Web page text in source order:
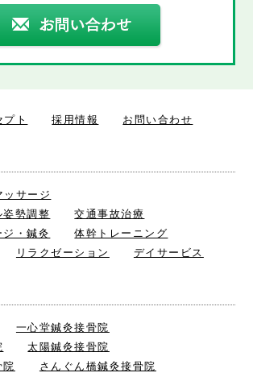
プト 採用情報 お問い合わせ
ッサージ
姿勢調整
交通事故治療
・鍼灸
体幹トレーニング
リラクゼーション デイサービス
一心堂鍼灸接骨院
太陽鍼灸接骨院
院
さんぐん橋鍼灸接骨院